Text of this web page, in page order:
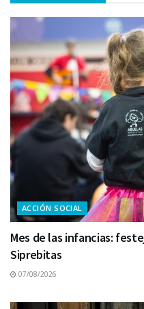
ACCIÓN SOCIAL
Mes de las infancias:
Siprebitas
07/08/2026